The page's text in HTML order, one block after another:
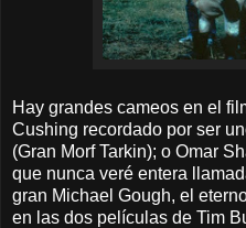
Hay grandes cameos en el
Cushing recordado por ser
(Gran Morf Tarkin); o Omar
que nunca veré entera
gran Michael Gough, el
en las dos películas de Tim